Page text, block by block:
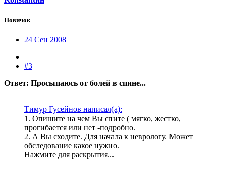
Новичок
24 Сен 2008
#3
Ответ: Просыпаюсь от болей в спине...
Тимур Гусейнов написал(а):
1. Опишите на чем Вы спите ( мягко, жестко,
прогибается или нет -подробно.
2. А Вы сходите. Для начала к неврологу. Может
обследование какое нужно.
Нажмите для раскрытия...